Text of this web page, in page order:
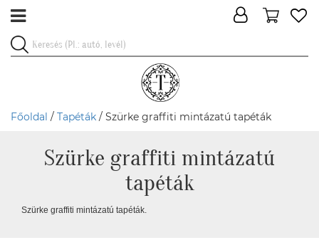
Főoldal / Tapéták / Szürke graffiti mintázatú tapéták
Szürke graffiti mintázatú
tapéták
Szürke graffiti mintázatú tapéták.